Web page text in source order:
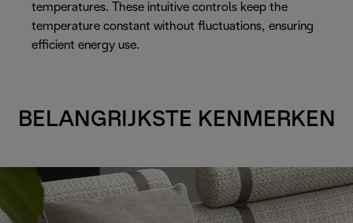
temperatures. These intuitive controls keep the
temperature constant without fluctuations, ensuring
efficient energy use.
BELANGRIJKSTE KENMERKEN